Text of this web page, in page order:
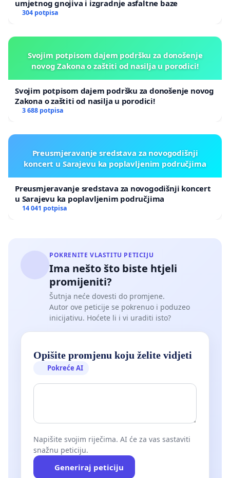
umjetnog gnojiva i izgradnje asfaltne baze
304 potpisa
Svojim potpisom dajem podršku za donošenje
novog Zakona o zaštiti od nasilja u porodici!
Svojim potpisom dajem podršku za donošenje novog
Zakona o zaštiti od nasilja u porodici!
3 688 potpisa
Preusmjeravanje sredstava za novogodišnji
koncert u Sarajevu ka poplavljenim područjima
Preusmjeravanje sredstava za novogodišnji koncert
u Sarajevu ka poplavljenim područjima
14 041 potpisa
POKRENITE VLASTITU PETICIJU
Ima nešto što biste htjeli
promijeniti?
Šutnja neće dovesti do promjene.
Autor ove peticije se pokrenuo i poduzeo
inicijativu. Hoćete li i vi uraditi isto?
Opišite promjenu koju želite vidjeti
Pokreće AI
Napišite svojim riječima. AI će za vas sastaviti
snažnu peticiju.
Generiraj peticiju